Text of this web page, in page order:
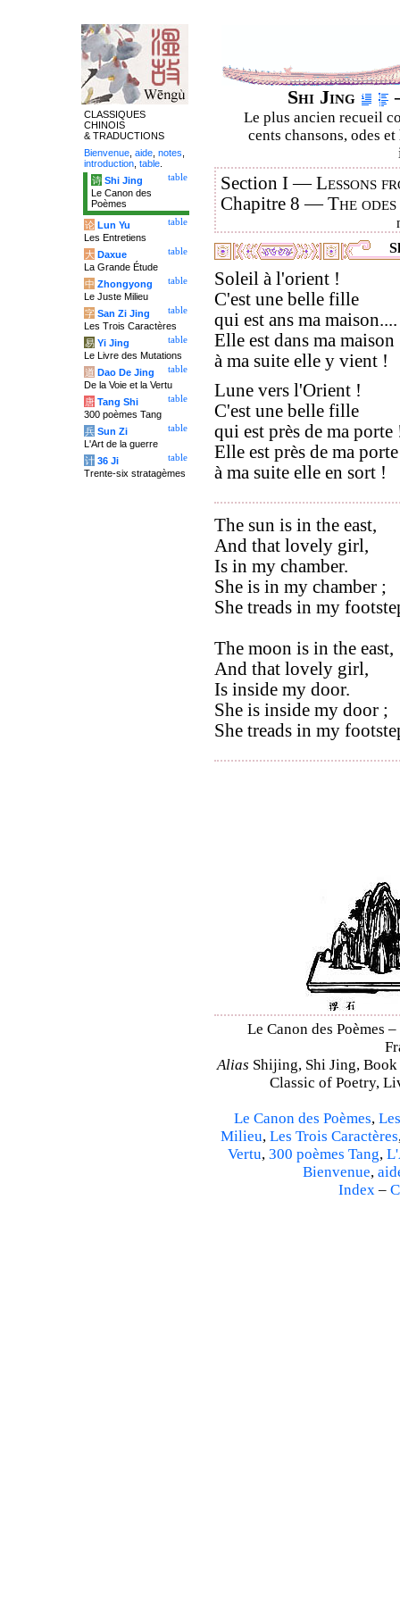
Shi Jing
Le plus ancien recueil
cents chansons, odes
Section I —Lessons
Chapitre 8 —The
Soleil à l'orient !
C'est une belle fille
qui est ans ma maison....
Elle est dans ma maison
à ma suite elle y vient !
Lune vers l'Orient !
C'est une belle fille
qui est près de ma porte
Elle est près de ma
à ma suite elle en sort !
The sun is in the east,
And that lovely girl,
Is in my chamber.
She is in my chamber ;
She treads in my
The moon is in the east,
And that lovely girl,
Is inside my door.
She is inside my door ;
She treads in my
Le Canon des Poèmes
Alias Shijing, Shi Jing,
Classic of Poetry,
Le Canon des Poèmes,
Milieu, Les Trois Caractères
Vertu, 300 poèmes Tang,
Bienvenue,
Index –
CLASSIQUES
CHINOIS
& TRADUCTIONS
Bienvenue aide notes
introduction table
table
诗 Shi Jing
Le Canon des
Poèmes
table
论 Lun Yu
Les Entretiens
table
大 Daxue
La Grande Étude
table
中 Zhongyong
Le Juste Milieu
table
字 San Zi Jing
Les Trois Caractères
table
易 Yi Jing
Le Livre des Mutations
table
道 Dao De Jing
De la Voie et la Vertu
table
唐 Tang Shi
300 poèmes Tang
table
兵 Sun Zi
L'Art de la guerre
table
计 36 Ji
Trente-six stratagèmes